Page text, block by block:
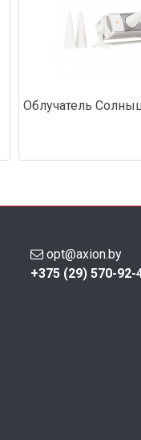
Облучатель
opt@axion.by
+375 (29) 570-92-